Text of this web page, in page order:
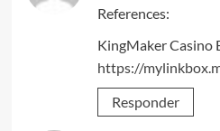
References:
KingMaker Casino
https://
Responder